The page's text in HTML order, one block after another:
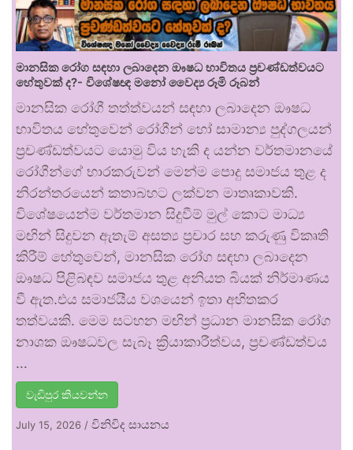
මානසික රෝග සඳහා ලබාදෙන ඖෂධ භාවිතය ප්‍රචණ්ඩත්වයට
හේතුවක් ද?- විශේෂඥ මනෝ වෛද්‍ය රූමි රූබන්
මානසික රෝගී තත්ත්වයන් සඳහා ලබාදෙන ඖෂධ
භාවිතය හේතුවෙන් රෝගීන් හෝ සාමාන්‍ය පුද්ගලයන්
ප්‍රචණ්ඩත්වයට යොමු විය හැකි ද යන්න වර්තමානයේ
රෝගීන්ගේ භාරකරුවන් මෙන්ම පොදු සමාජය තුළ ද
නිරන්තරයෙන් කතාබහට ලක්වන මාතෘකාවකි.
විශේෂයෙන්ම වර්තමාන සිදුවීම් මුල් කොට මාධ්‍ය
මඟින් සිදුවන ඇතැම් අසත්‍ය ප්‍රචාර සහ කරුණු විකෘති
කිරීම් හේතුවෙන්, මානසික රෝග සඳහා ලබාදෙන
ඖෂධ පිළිබඳව සමාජය තුළ අනියත බියක් නිර්මාණය
වී ඇත.එය සමාජයීය වශයෙන් ඉතා අහිතකර
තත්වයකි. මෙම සටහන මඟින් ප්‍රධාන මානසික රෝග
නාශක ඖෂධවල සැබෑ ක්‍රියාකාරීත්වය, ප්‍රචණ්ඩත්වය
…
වැඩිපුර කියවන්න
July 15, 2026 / විනිවිද සායනය